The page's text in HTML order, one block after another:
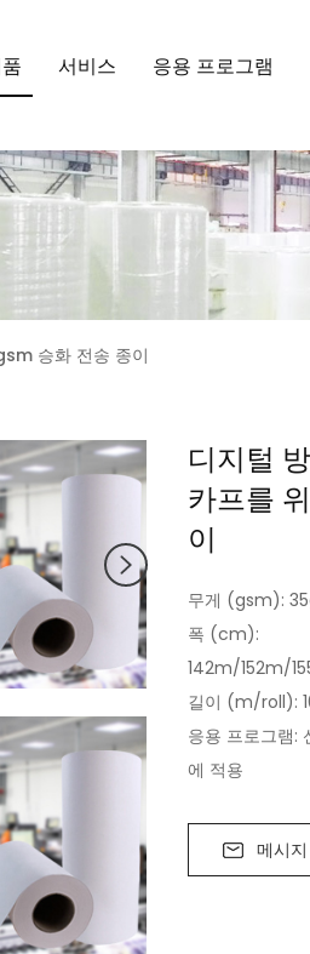
서비스 응용 프로그램
승화 전송 종이
디지털
카프를
이
무게 (gsm):
폭 (cm):
142m/152m/
길이 (m/roll):
응용 프로그램:
에 적용
메시